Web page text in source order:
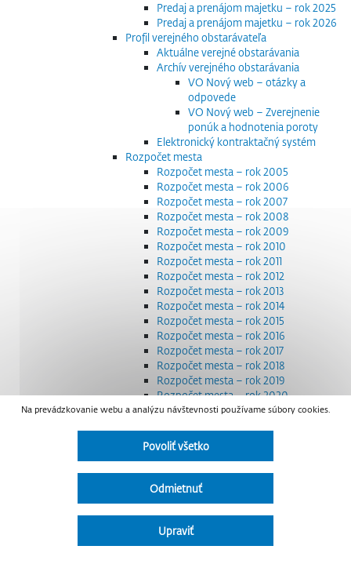
Predaj a prenájom majetku – rok 2025
Predaj a prenájom majetku – rok 2026
Profil verejného obstarávateľa
Aktuálne verejné obstarávania
Archív verejného obstarávania
VO Nový web – otázky a
odpovede
VO Nový web – Zverejnenie
ponúk a hodnotenia poroty
Elektronický kontraktačný systém
Rozpočet mesta
Rozpočet mesta – rok 2005
Rozpočet mesta – rok 2006
Rozpočet mesta – rok 2007
Rozpočet mesta – rok 2008
Rozpočet mesta – rok 2009
Rozpočet mesta – rok 2010
Rozpočet mesta – rok 2011
Rozpočet mesta – rok 2012
Rozpočet mesta – rok 2013
Rozpočet mesta – rok 2014
Rozpočet mesta – rok 2015
Rozpočet mesta – rok 2016
Rozpočet mesta – rok 2017
Rozpočet mesta – rok 2018
Rozpočet mesta – rok 2019
Rozpočet mesta – rok 2020
Rozpočet mesta – rok 2021
Rozpočet mesta – rok 2023
Rozpočet mesta – rok 2024
Rozpočet mesta – rok 2026
Strategické dokumenty
Transparentnosť a výdavky na štátnu reklamu
Úradná tabuľa
Na prevádzkovanie webu a analýzu návštevnosti používame súbory cookies.
Povoliť všetko
Odmietnuť
Upraviť